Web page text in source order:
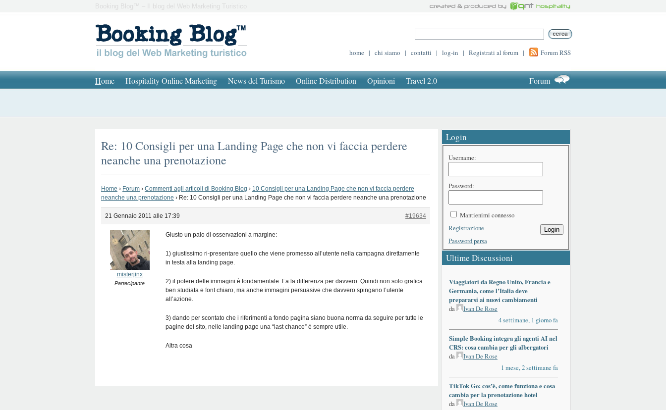
Booking Blog™ – Il blog del Web Marketing Turistico
home | chi siamo | contatti | log-in | Registrati al forum | Forum RSS
Home Hospitality Online Marketing News del Turismo Online Distribution Opinioni Travel 2.0 Forum
Re: 10 Consigli per una Landing Page che non vi faccia perdere
neanche una prenotazione
Home › Forum › Commenti agli articoli di Booking Blog › 10 Consigli per una Landing Page che non vi faccia perdere
neanche una prenotazione › Re: 10 Consigli per una Landing Page che non vi faccia perdere neanche una prenotazione
21 Gennaio 2011 alle 17:39 #19634
misterjinx
Partecipante
Giusto un paio di osservazioni a margine:
1) giustissimo ri-presentare quello che viene promesso all’utente nella campagna direttamente
in testa alla landing page.
2) il potere delle immagini è fondamentale. Fa la differenza per davvero. Quindi non solo grafica
ben studiata e font chiaro, ma anche immagini persuasive che davvero spingano l’utente
all’azione.
3) dando per scontato che i riferimenti a fondo pagina siano buona norma da seguire per tutte le
pagine del sito, nelle landing page una “last chance” è sempre utile.
Altra cosa
Login
Username:
Password:
Mantienimi connesso
Login
Registrazione
Password persa
Ultime Discussioni
Viaggiatori da Regno Unito, Francia e
Germania, come l’Italia deve
prepararsi ai nuovi cambiamenti
da
Ivan De Rose
4 settimane, 1 giorno fa
Simple Booking integra gli agenti AI nel
CRS: cosa cambia per gli albergatori
da
Ivan De Rose
1 mese, 2 settimane fa
TikTok Go: cos’è, come funziona e cosa
cambia per la prenotazione hotel
da
Ivan De Rose